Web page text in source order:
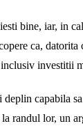
bine, iar, in
ca,
inclusiv investitii
capabila
randul lor, un